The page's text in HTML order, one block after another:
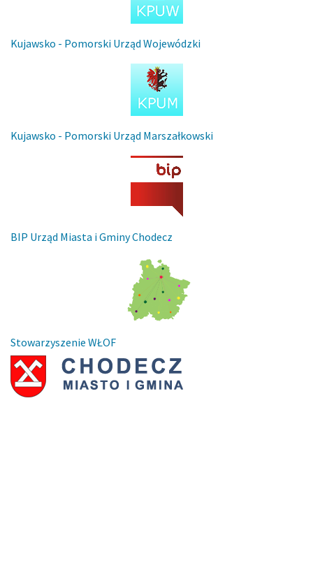
Kujawsko - Pomorski Urząd Wojewódzki
Kujawsko - Pomorski Urząd Marszałkowski
BIP Urząd Miasta i Gminy Chodecz
Stowarzyszenie WŁOF